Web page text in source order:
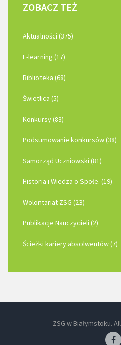
ZOBACZ TEŻ
Aktualności (375)
E-learning (17)
Biblioteka (68)
Świetlica (5)
Konkursy (83)
Podsumowanie konkursów (38)
Samorząd Uczniowski (81)
Historia i Wiedza o Społe. (19)
Wolontariat ZSG (23)
Publikacje Nauczycieli (2)
Ścieżki kariery absolwentów (7)
ZSG w Białymstoku.